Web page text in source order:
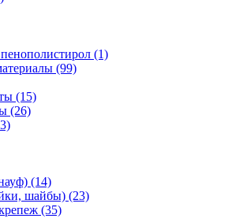
(1)
(99)
(15)
(26)
(14)
шайбы) (23)
(35)